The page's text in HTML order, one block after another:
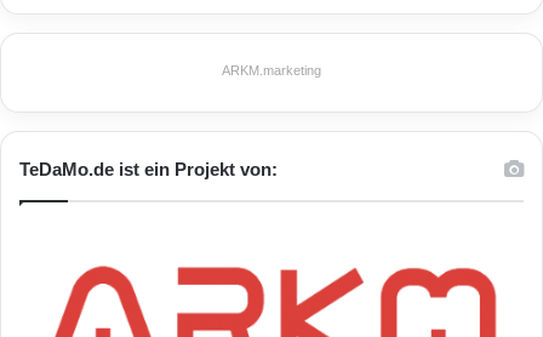
ARKM.marketing
TeDaMo.de ist ein Projekt von: